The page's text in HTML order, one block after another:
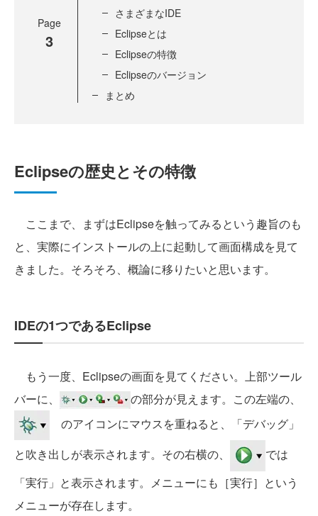
Page
3
さまざまなIDE
Eclipseとは
Eclipseの特徴
Eclipseのバージョン
まとめ
Eclipseの歴史とその特徴
ここまで、まずはEclipseを触ってみるという趣旨のも
と、実際にインストールの上に起動して画面構成を見て
きました。そろそろ、概論に移りたいと思います。
IDEの1つであるEclipse
もう一度、Eclipseの画面を見てください。上部ツール
バーに、
の部分が見えます。この左端の、
のアイコンにマウスを重ねると、「デバッグ」
と吹き出しが表示されます。その右横の、
では
「実行」と表示されます。メニューにも［実行］という
メニューが存在します。